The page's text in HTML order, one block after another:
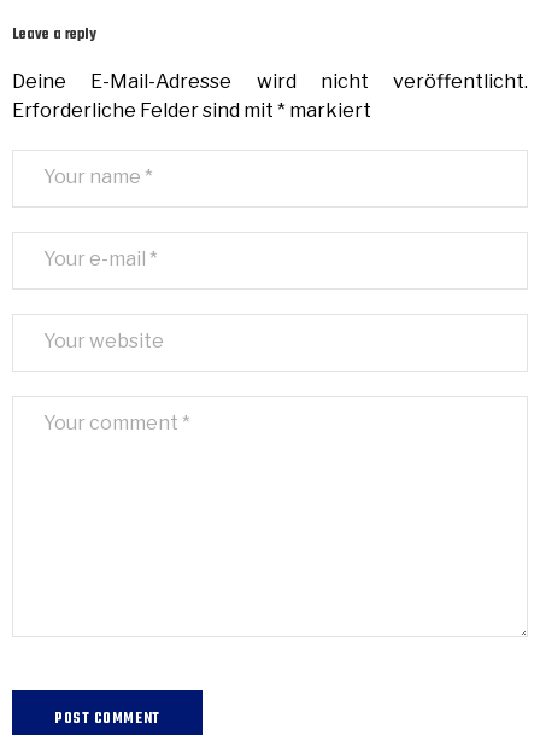
Leave a reply
Deine E-Mail-Adresse wird nicht veröffentlicht.
Erforderliche Felder sind mit * markiert